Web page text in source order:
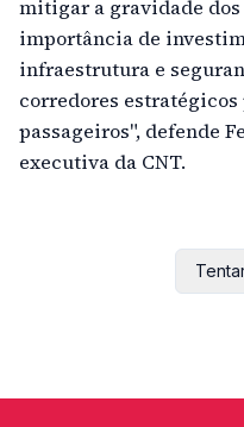
mitigar a gravidade
importância de
infraestrutura e
corredores estratégicos
passageiros", defende
executiva da CNT.